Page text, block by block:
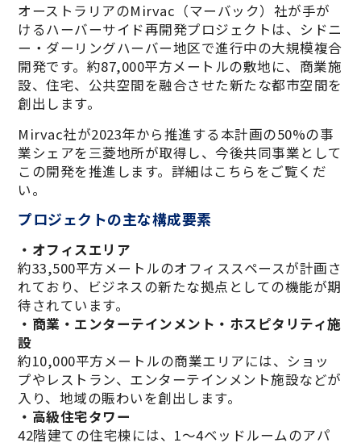
オーストラリアのMirvac（マーバック）社が手が
けるハーバーサイド再開発プロジェクトは、シドニ
ー・ダーリングハーバー地区で進行中の大規模複合
開発です。約87,000平方メートルの敷地に、商業施
設、住宅、公共空間を融合させた新たな都市空間を
創出します。
Mirvac社が2023年から推進する本計画の50%の事
業シェアを三菱地所が取得し、今後共同事業として
この開発を推進します。詳細はこちらをご覧くだ
い。
プロジェクトの主な構成要素
・オフィスエリア
約33,500平方メートルのオフィススペースが計画さ
れており、ビジネスの新たな拠点としての機能が期
待されています。
・商業・エンターテインメント・ホスピタリティ施
設
約10,000平方メートルの商業エリアには、ショッ
プやレストラン、エンターテインメント施設などが
入り、地域の賑わいを創出します。
・高級住宅タワー
42階建ての住宅棟には、1～4ベッドルームのアパ